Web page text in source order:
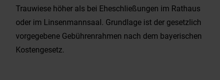
Trauwiese höher als bei Eheschließungen im Rathaus
oder im Linsenmannsaal. Grundlage ist der gesetzlich
vorgegebene Gebührenrahmen nach dem bayerischen
Kostengesetz.